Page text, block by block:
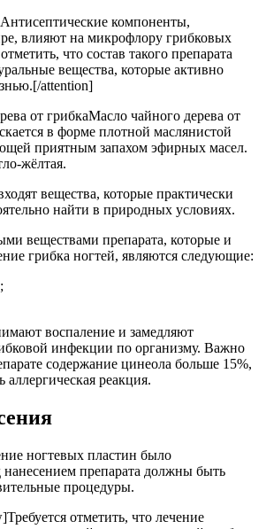
компоненты,
влияют на микрофлору грибковых
что состав такого препарата
вещества, которые активно
attention]
Масло чайного дерева от
в форме плотной маслянистой
приятным запахом эфирных масел.
жёлтая.
вещества, которые практически
найти в природных условиях.
веществами препарата, которые и
грибка ногтей, являются следующие:
воспаление и замедляют
инфекции по организму. Важно
содержание цинеола больше 15%,
реакция.
ногтевых пластин было
препарата должны быть
процедуры.
отметить, что лечение